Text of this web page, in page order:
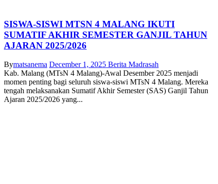
SISWA-SISWI MTSN 4 MALANG IKUTI
SUMATIF AKHIR SEMESTER GANJIL TAHUN
AJARAN 2025/2026
Bymatsanema December 1, 2025 Berita Madrasah
Kab. Malang (MTsN 4 Malang)-Awal Desember 2025 menjadi
momen penting bagi seluruh siswa-siswi MTsN 4 Malang. Mereka
tengah melaksanakan Sumatif Akhir Semester (SAS) Ganjil Tahun
Ajaran 2025/2026 yang...